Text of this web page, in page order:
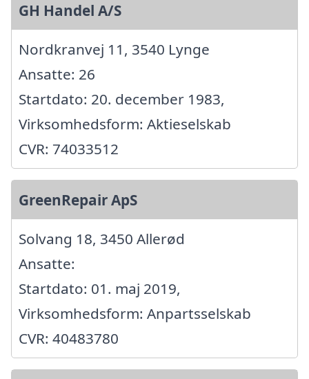
GH Handel A/S
Nordkranvej 11, 3540 Lynge
Ansatte: 26
Startdato: 20. december 1983,
Virksomhedsform: Aktieselskab
CVR: 74033512
GreenRepair ApS
Solvang 18, 3450 Allerød
Ansatte:
Startdato: 01. maj 2019,
Virksomhedsform: Anpartsselskab
CVR: 40483780